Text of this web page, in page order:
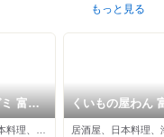
もっと見る
富士
くいもの屋わん
駅前店
居酒屋、日本料理、